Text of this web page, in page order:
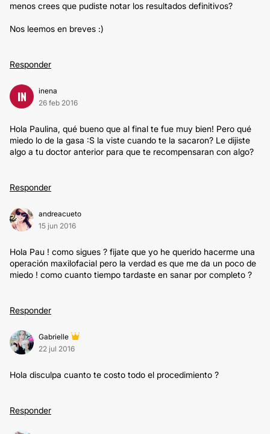
menos crees que pudiste notar los resultados definitivos?
Nos leemos en breves :)
Responder
IN
inena
26 feb 2016
Hola Paulina, qué bueno que al final te fue muy bien! Pero qué
miedo lo de la gasa :S la viste cuando te la sacaron? Le dijiste
algo a tu doctor anterior para que te recompensaran con algo?
Responder
andreacueto
15 jun 2016
Hola Pau ! como sigues ? fijate que yo he querido hacerme una
operación maxilofacial pero la verdad es que me da un poco de
miedo ! como cuanto tiempo tardaste en sanar por completo ?
Responder
Gabrielle
22 jul 2016
Hola disculpa cuanto te costo todo el procedimiento ?
Responder